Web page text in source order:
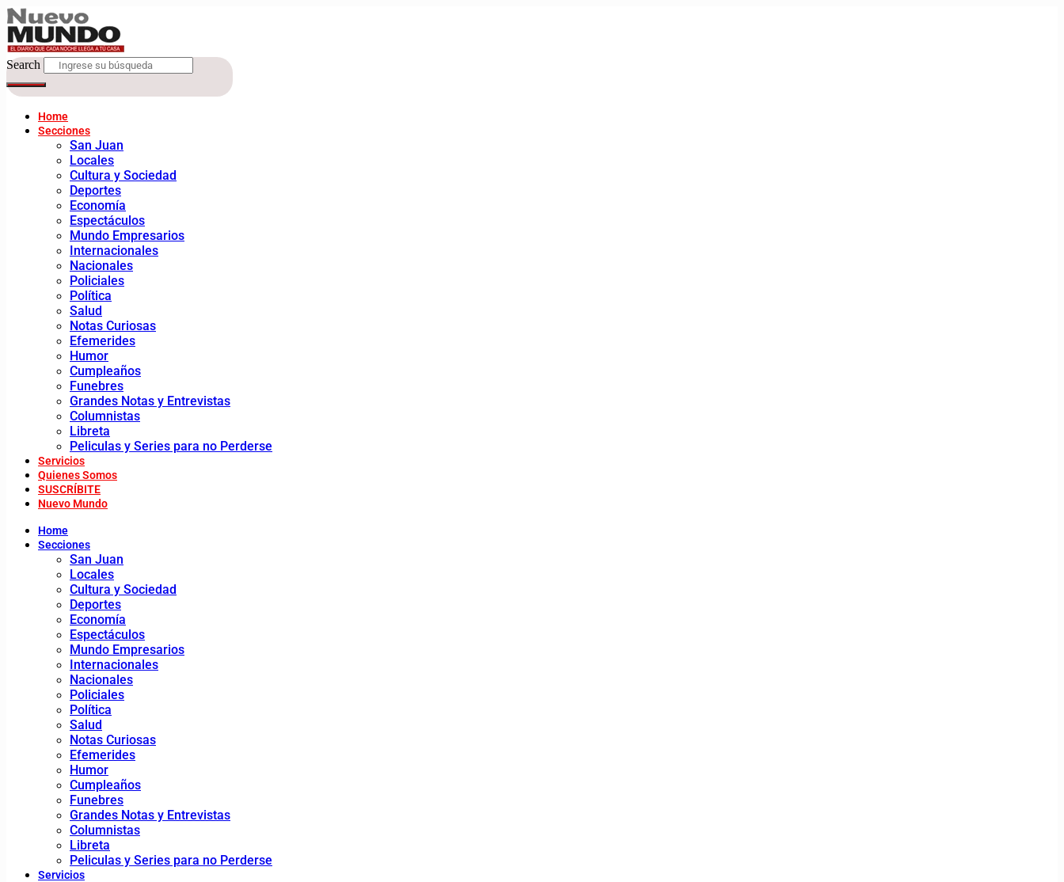
Search
Home
Secciones
San Juan
Locales
Cultura y Sociedad
Deportes
Economía
Espectáculos
Mundo Empresarios
Internacionales
Nacionales
Policiales
Política
Salud
Notas Curiosas
Efemerides
Humor
Cumpleaños
Funebres
Grandes Notas y Entrevistas
Columnistas
Libreta
Peliculas y Series para no Perderse
Servicios
Quienes Somos
SUSCRÍBITE
Nuevo Mundo
Home
Secciones
San Juan
Locales
Cultura y Sociedad
Deportes
Economía
Espectáculos
Mundo Empresarios
Internacionales
Nacionales
Policiales
Política
Salud
Notas Curiosas
Efemerides
Humor
Cumpleaños
Funebres
Grandes Notas y Entrevistas
Columnistas
Libreta
Peliculas y Series para no Perderse
Servicios